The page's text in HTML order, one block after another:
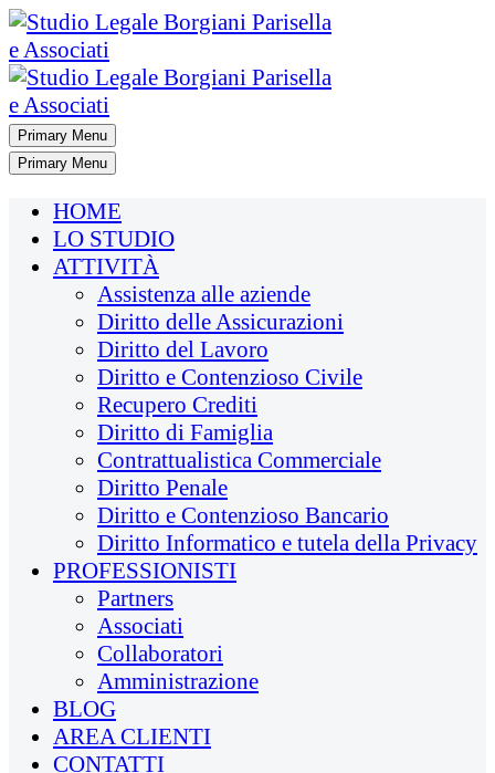
Primary Menu
Primary Menu
HOME
LO STUDIO
ATTIVITÀ
Assistenza alle aziende
Diritto delle Assicurazioni
Diritto del Lavoro
Diritto e Contenzioso Civile
Recupero Crediti
Diritto di Famiglia
Contrattualistica Commerciale
Diritto Penale
Diritto e Contenzioso Bancario
Diritto Informatico e tutela della Privacy
PROFESSIONISTI
Partners
Associati
Collaboratori
Amministrazione
BLOG
AREA CLIENTI
CONTATTI